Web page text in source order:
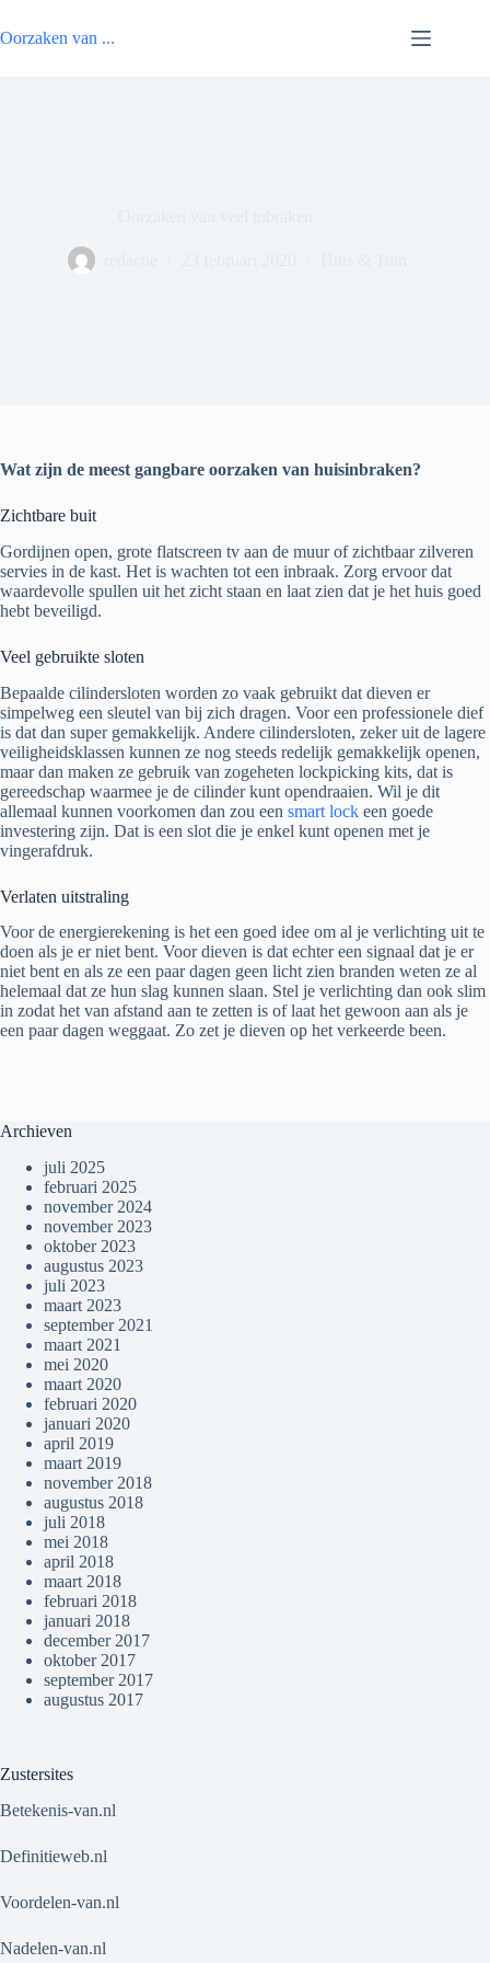
naar
de
Oorzaken van ...
Wat zijn de meest gangbare oorzaken van huisinbraken?
Zichtbare buit
Gordijnen open, grote flatscreen tv aan de muur of zichtbaar zilveren
servies in de kast. Het is wachten tot een inbraak. Zorg ervoor dat
waardevolle spullen uit het zicht staan en laat zien dat je het huis goed
hebt beveiligd.
Veel gebruikte sloten
Bepaalde cilindersloten worden zo vaak gebruikt dat dieven er
simpelweg een sleutel van bij zich dragen. Voor een professionele dief
is dat dan super gemakkelijk. Andere cilindersloten, zeker uit de lagere
veiligheidsklassen kunnen ze nog steeds redelijk gemakkelijk openen,
maar dan maken ze gebruik van zogeheten lockpicking kits, dat is
gereedschap waarmee je de cilinder kunt opendraaien. Wil je dit
allemaal kunnen voorkomen dan zou een smart lock een goede
investering zijn. Dat is een slot die je enkel kunt openen met je
vingerafdruk.
Verlaten uitstraling
Voor de energierekening is het een goed idee om al je verlichting uit te
doen als je er niet bent. Voor dieven is dat echter een signaal dat je er
niet bent en als ze een paar dagen geen licht zien branden weten ze al
helemaal dat ze hun slag kunnen slaan. Stel je verlichting dan ook slim
in zodat het van afstand aan te zetten is of laat het gewoon aan als je
een paar dagen weggaat. Zo zet je dieven op het verkeerde been.
Archieven
juli 2025
februari 2025
november 2024
november 2023
oktober 2023
augustus 2023
juli 2023
maart 2023
september 2021
maart 2021
mei 2020
maart 2020
februari 2020
januari 2020
april 2019
maart 2019
november 2018
augustus 2018
juli 2018
mei 2018
april 2018
maart 2018
februari 2018
januari 2018
december 2017
oktober 2017
september 2017
augustus 2017
Zustersites
Betekenis-van.nl
Definitieweb.nl
Voordelen-van.nl
Nadelen-van.nl